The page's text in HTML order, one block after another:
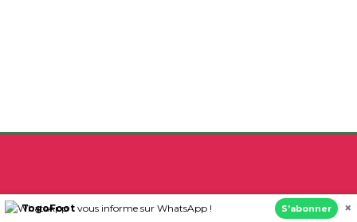
www.togofoot.tg est un site d’informations sportives traitant
TogoFoot vous informe sur WhatsApp ! S’abonner ×